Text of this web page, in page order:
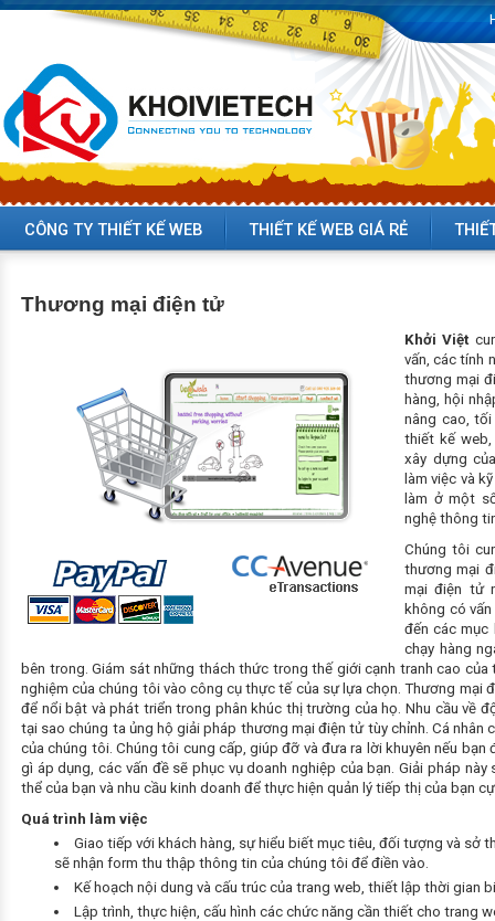
CÔNG TY THIẾT KẾ WEB THIẾT KẾ WEB GIÁ RẺ
Thương mại điện tử
Khởi Việt
vấn, các tính
thương mại
hàng, hội
nâng cao,
thiết kế web,
xây dựng
làm việc và
làm ở một
nghệ thông
Chúng tôi
thương mại
mại điện tử
không có
đến các mục
chạy hàng
bên trong. Giám sát những thách thức trong thế giới cạnh tranh cao
nghiệm của chúng tôi vào công cụ thực tế của sự lựa chọn. Thương mại
để nổi bật và phát triển trong phân khúc thị trường của họ. Nhu cầu về
tại sao chúng ta ủng hộ giải pháp thương mại điện tử tùy chỉnh. Cá nhân
của chúng tôi. Chúng tôi cung cấp, giúp đỡ và đưa ra lời khuyên nếu
gì áp dụng, các vấn đề sẽ phục vụ doanh nghiệp của bạn. Giải pháp
thể của bạn và nhu cầu kinh doanh để thực hiện quản lý tiếp thị của bạn
Quá trình làm việc
Giao tiếp với khách hàng, sự hiểu biết mục tiêu, đối tượng và sở
sẽ nhận form thu thập thông tin của chúng tôi để điền vào.
Kế hoạch nội dung và cấu trúc của trang web, thiết lập thời gian
Lập trình, thực hiện, cấu hình các chức năng cần thiết cho trang